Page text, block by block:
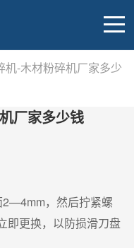
机-木材粉碎机厂家多少
厂家多少钱
2—4mm，然后拧紧螺
即更换，以防损滑刀盘